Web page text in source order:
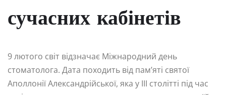
сучасних кабінетів
9 лютого світ відзначає Міжнародний день
стоматолога. Дата походить від пам’яті святої
Аполлонії Александрійської, яка у III столітті під час